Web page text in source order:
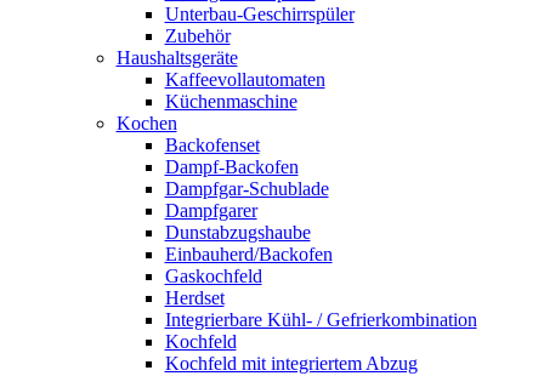
Unterbau-Geschirrspüler
Zubehör
Haushaltsgeräte
Kaffeevollautomaten
Küchenmaschine
Kochen
Backofenset
Dampf-Backofen
Dampfgar-Schublade
Dampfgarer
Dunstabzugshaube
Einbauherd/Backofen
Gaskochfeld
Herdset
Integrierbare Kühl- / Gefrierkombination
Kochfeld
Kochfeld mit integriertem Abzug